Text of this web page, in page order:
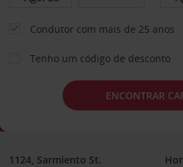
Condutor com mais de 25 anos
Tenho um código de desconto
ENCONTRAR
1124, Sarmiento St.